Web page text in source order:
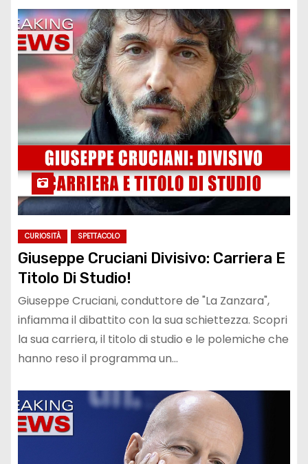
CURIOSITÀ SPETTACOLO
Giuseppe Cruciani Divisivo: Carriera E
Titolo Di Studio!
Giuseppe Cruciani, conduttore de "La Zanzara",
infiamma il dibattito con la sua schiettezza. Scopri
la sua carriera, il titolo di studio e le polemiche che
hanno reso il programma un…